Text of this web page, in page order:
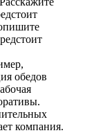
обедов
компания.